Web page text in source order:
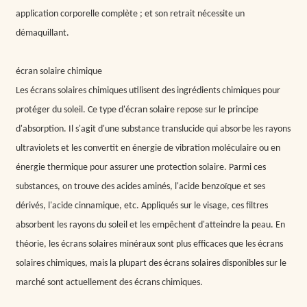
application corporelle complète ; et son retrait nécessite un
démaquillant.
écran solaire chimique
Les écrans solaires chimiques utilisent des ingrédients chimiques pour
protéger du soleil. Ce type d'écran solaire repose sur le principe
d'absorption. Il s'agit d'une substance translucide qui absorbe les rayons
ultraviolets et les convertit en énergie de vibration moléculaire ou en
énergie thermique pour assurer une protection solaire. Parmi ces
substances, on trouve des acides aminés, l'acide benzoïque et ses
dérivés, l'acide cinnamique, etc. Appliqués sur le visage, ces filtres
absorbent les rayons du soleil et les empêchent d'atteindre la peau. En
théorie, les écrans solaires minéraux sont plus efficaces que les écrans
solaires chimiques, mais la plupart des écrans solaires disponibles sur le
marché sont actuellement des écrans chimiques.